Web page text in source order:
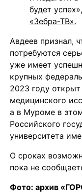
будет
«Зебра-ТВ».
Авдеев признал,
потребуются
уже имеет
крупных
2023 году
медицинского
а в Муроме в
Российского
университета
О сроках
пока не
Фото: архив